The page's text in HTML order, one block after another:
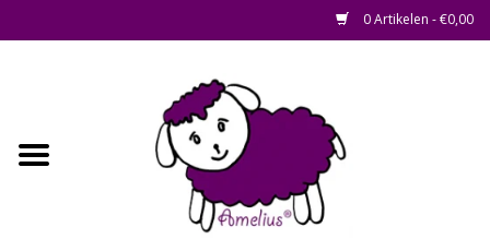
0 Artikelen - €0,00
Afscheid op maat